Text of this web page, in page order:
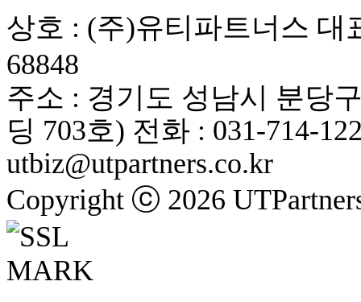
상호 : (주)유티파트너스 대
68848
주소 : 경기도 성남시 분당
딩 703호) 전화 : 031-714-
utbiz@utpartners.co.kr
Copyright ⓒ 2026